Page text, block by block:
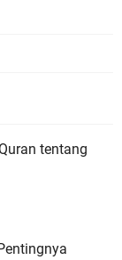
tentang